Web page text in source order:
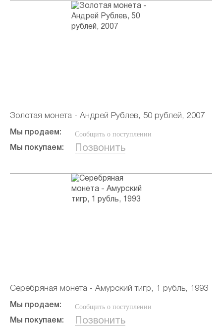
Золотая монета - Андрей Рублев, 50 рублей, 2007
Мы продаем: Сообщить о поступлении
Мы покупаем: Позвонить
Серебряная монета - Амурский тигр, 1 рубль, 1993
Мы продаем: Сообщить о поступлении
Мы покупаем: Позвонить